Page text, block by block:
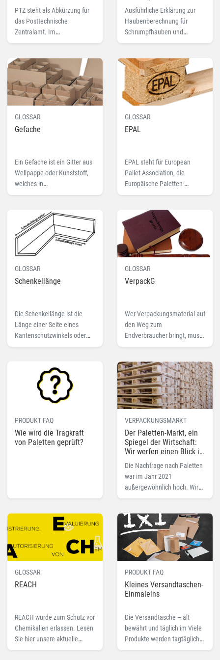
PTZ steht als Abkürzung für
das Posttechnische
Zentralamt. Im
Zusammenhang mit
es dafür, dass diese für
bestimmte Produkte von der
Post zertifiziert sind. Lesen
Sie hier mehr zu dem
Fachbegriff PTZ.
Seitenfaltensäcke?
Ausführliche Erklärung zur
Haubenberechnung für
Schrumpfhauben und
Seitenfaltensäcke. Erfahren
korrekten Berechnung der
Haubengröße.
GLOSSAR
Gefache
Ein Gefache ist ein Gitter aus
Wellpappe oder Kunststoff,
welches in
Transportverpackungen
mehr zu dem Fachbegriff
Gefache.
GLOSSAR
EPAL
EPAL steht für European
Pallet Association, die
Europäische Paletten-
Vereinigung. Lesen Sie hier
EPAL.
GLOSSAR
Schenkellänge
Die Schenkellänge ist die
Länge einer Seite eines
Kantenschutzwinkels oder
Polster L-Profils. Lesen Sie
Schenkellänge.
GLOSSAR
VerpackG
Wer Verpackungsmaterial auf
den Weg zum
Endverbraucher bringt, muss
sich um dessen Entsorgung
Das regelt das
Verpackungsgesetz.
PRODUKT FAQ
Wie wird die Tragkraft
von Paletten geprüft?
VERPACKUNGSMARKT
Der Paletten-Markt, ein
Spiegel der Wirtschaft:
Wir werfen einen Blick in
die Zukunft!
Die Nachfrage nach Paletten
war im Jahr 2021
außergewöhnlich hoch. Wir
analysieren das Verhalten
den Verpackungsmarkt der
Zukunft.
GLOSSAR
REACH
REACH wurde zum Schutz vor
Chemikalien erlassen. Lesen
Sie hier unsere aktuelle
Erklärung zu REACH als
PRODUKT FAQ
Kleines Versandtaschen-
Einmaleins
Die Versandtasche – alt
bewährt und täglich im Viele
Produkte werden tagtäglich
mit der Versandtasche auf